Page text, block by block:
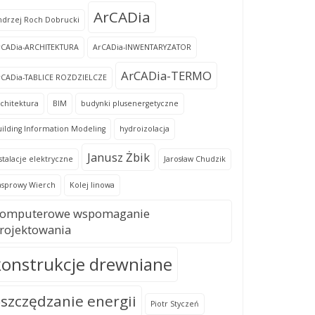
Roch Dobrucki ArCADia
ARCHITEKTURA ArCADia-INWENTARYZATOR
TABLICE ROZDZIELCZE ArCADia-TERMO
BIM budynki plusenergetyczne
Information Modeling hydroizolacja
elektryczne Janusz Żbik Jarosław Chudzik
Wierch Kolej linowa
wspomaganie
drewniane
energii Piotr Styczeń